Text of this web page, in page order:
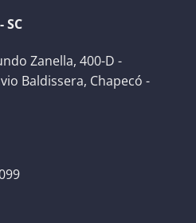
SC
Zanella, 400-D -
Baldissera, Chapecó -